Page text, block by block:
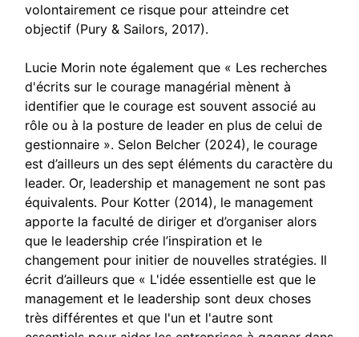
volontairement ce risque pour atteindre cet
objectif (Pury & Sailors, 2017).
Lucie Morin note également que « Les recherches
d'écrits sur le courage managérial mènent à
identifier que le courage est souvent associé au
rôle ou à la posture de leader en plus de celui de
gestionnaire ». Selon Belcher (2024), le courage
est d’ailleurs un des sept éléments du caractère du
leader. Or, leadership et management ne sont pas
équivalents. Pour Kotter (2014), le management
apporte la faculté de diriger et d’organiser alors
que le leadership crée l’inspiration et le
changement pour initier de nouvelles stratégies. Il
écrit d’ailleurs que « L'idée essentielle est que le
management et le leadership sont deux choses
très différentes et que l'un et l'autre sont